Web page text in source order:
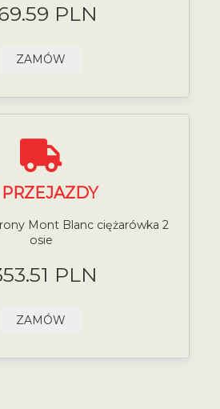
PLN
ZAMÓW
PRZEJAZDY
Mont Blanc ciężarówka 2
osie
PLN
ZAMÓW